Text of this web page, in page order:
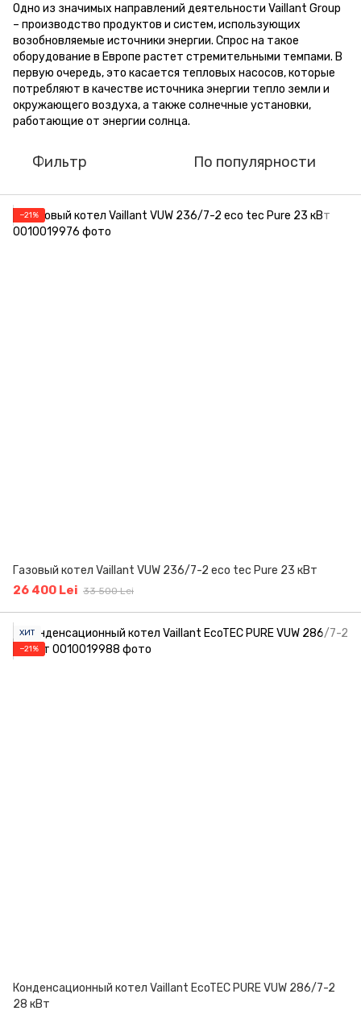
Одно из значимых направлений деятельности Vaillant Group
– производство продуктов и систем, использующих
возобновляемые источники энергии. Спрос на такое
оборудование в Европе растет стремительными темпами. В
первую очередь, это касается тепловых насосов, которые
потребляют в качестве источника энергии тепло земли и
окружающего воздуха, а также солнечные установки,
работающие от энергии солнца.
Фильтр По популярности
−21%
Газовый котел Vaillant VUW 236/7-2 eco tec Pure 23 кВт
26 400 Lei 33 500 Lei
ХИТ
−21%
Конденсационный котел Vaillant EcoTEC PURE VUW 286/7-2
28 кВт